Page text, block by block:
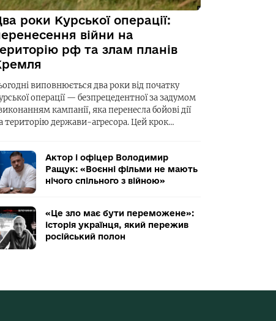
роки Курської операції:
війни на
рф та злам планів
виповнюється два роки від початку
операції — безпрецедентної за задумом
кампанії, яка перенесла бойові дії
територію держави-агресора. Цей крок…
Актор і офіцер Володимир
Ращук: «Воєнні фільми не мають
нічого спільного з війною»
«Це зло має бути переможене»:
історія українця, який пережив
російський полон